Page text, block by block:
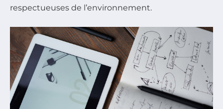
respectueuses de l’environnement.